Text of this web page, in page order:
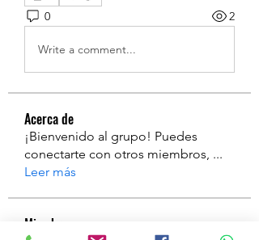
0 2
Write a comment...
Acerca de
¡Bienvenido al grupo! Puedes
conectarte con otros miembros, ...
Leer más
Miembros